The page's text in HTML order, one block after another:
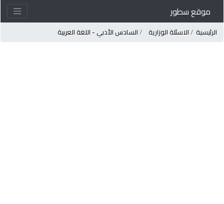
موقع سطور
الرئيسية الاسئلة الوزارية السادس الأدبي - اللغة العربية